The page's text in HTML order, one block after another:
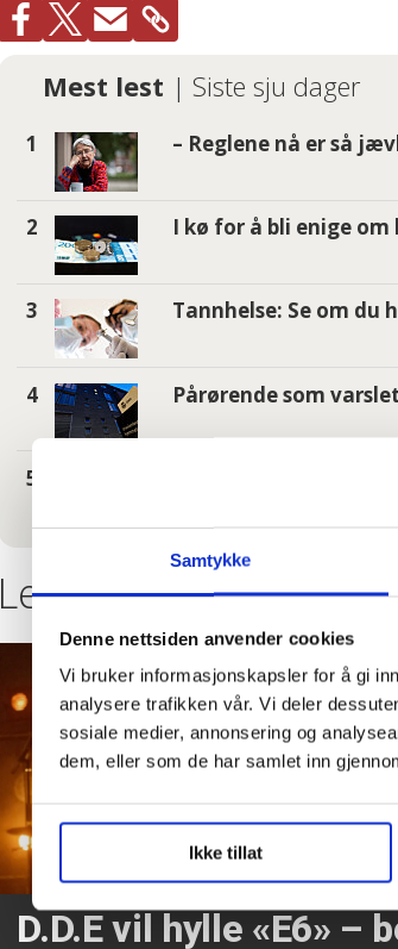
Samtykke
Denne nettsiden anvender cookies
Vi bruker informasjonskapsler for å gi
analysere trafikken vår. Vi deler
sosiale medier, annonsering og
dem, eller som de har samlet inn
Ikke tillat
Mest lest | Siste sju dager
– Reglene nå er så
I kø for å bli enige
Tannhelse: Se om
Pårørende som
Les flere nyheter:
D.D.E vil hylle «E6» –